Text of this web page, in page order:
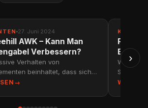
27. Juni 2024
AWK – Kann Man
Verbessern?
Verhalten von
beinhaltet, dass sich
mit zunehmendem Druck
→
Pirelli
Wie der
Scorpion
Er glänzt
›